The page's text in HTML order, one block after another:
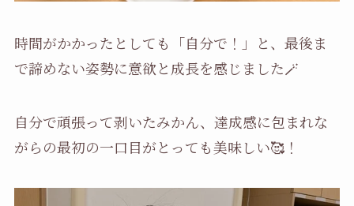
時間がかかったとしても「自分で！」と、最後ま
で諦めない姿勢に意欲と成長を感じました🪄
自分で頑張って剥いたみかん、達成感に包まれな
がらの最初の一口目がとっても美味しい🥰！